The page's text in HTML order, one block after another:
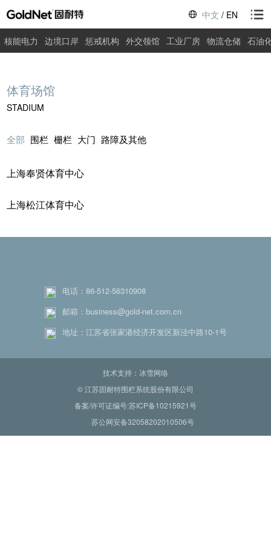
中文 / EN
核能电力 边境口岸 惩戒机构 外交领馆 工业厂房 物流仓储 石油
体育场馆
STADIUM
全部 围栏 栅栏 大门 路障及其他
上海奉贤体育中心
上海松江体育中心
电话：86-512-56310908
邮箱：business@gold-net.com.cn
地址：江苏省张家港经济开发区新泾中路10-1号
技术支持：冰雪网络
© 江苏固耐特围栏系统股份有限公司
备案/许可证编号:苏ICP备10215921号
苏公网安备32058202010506号